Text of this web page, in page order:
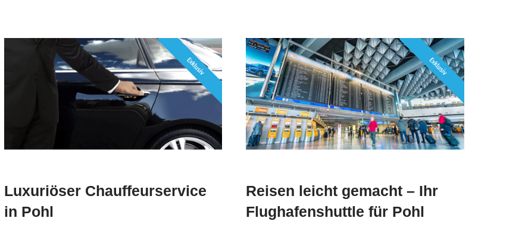
Luxuriöser Chauffeurservice
in Pohl
Reisen leicht gemacht – Ihr
Flughafenshuttle für Pohl